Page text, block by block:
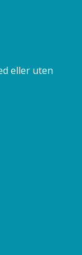
eller uten